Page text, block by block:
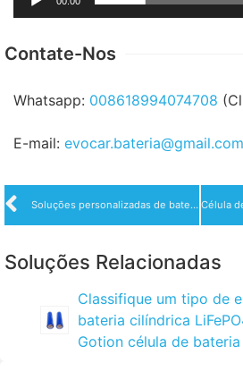
Contate-Nos
Whatsapp: 008618994074708
E-mail: evocar.bateria@gmail.com
Soluções personalizadas de bateria de scooter elétrica de fosfato de ferro de lítio 48V
Soluções Relacionadas
Classifique um tipo de
bateria cilíndrica
Gotion célula de